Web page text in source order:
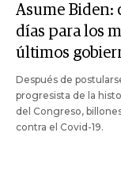
Asume Biden:
días para los
últimos
Después de
progresista de la
del Congreso,
contra el Covid-19.